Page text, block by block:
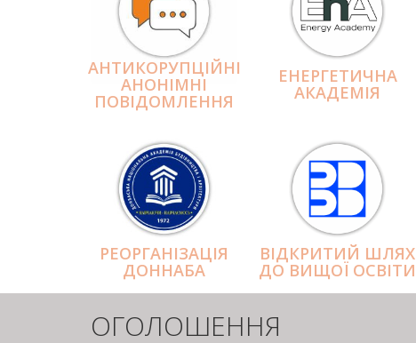
АНТИКОРУПЦІЙНІ
АНОНІМНІ
ПОВІДОМЛЕННЯ
ЕНЕРГЕТИЧНА
АКАДЕМІЯ
РЕОРГАНІЗАЦІЯ
ДОННАБА
ВІДКРИТИЙ ШЛЯХ
ДО ВИЩОЇ ОСВІТИ
ОГОЛОШЕННЯ